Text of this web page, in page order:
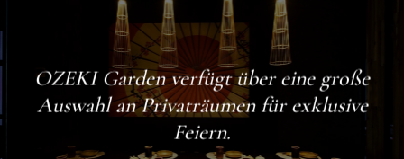
OZEKI Gardenverfügt über eine große
Auswahl an Privaträumen für exklusive
Feiern.